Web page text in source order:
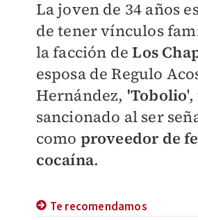
La joven de 34 años
de tener vínculos
la facción deLos
esposa de Regulo
Hernández, 'Tobolio
sancionado al ser
como proveedor de
cocaína.
Te recomendamos